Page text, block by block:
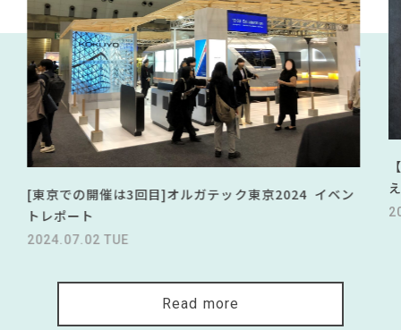
[東京での開催は3回目]オルガテック東京2024 イベン
トレポート
2024.07.02 TUE
Read more